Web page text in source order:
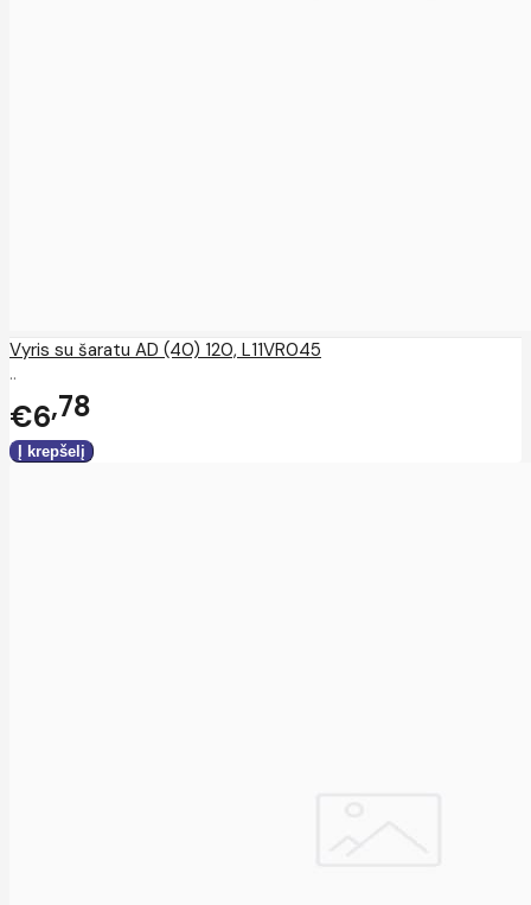
Vyris su šaratu AD (40) 120, L11VR045
..
€6 78